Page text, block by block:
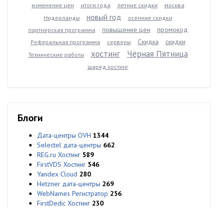
изменение цен
итоги года летние скидки
москва
Нидерланды
новый год
осенние скидки
партнерская программа
повышение цен промокод
Реферальная программа серверы Скидка скидки
Технические работы хостинг Чёрная Пятница
шаред хостинг
Блоги
Дата-центры OVH 1344
Selectel дата-центры 662
REG.ru Хостинг 589
FirstVDS Хостинг 546
Yandex Cloud 280
Hetzner дата-центры 269
WebNames Регистратор 256
FirstDedic Хостинг 230